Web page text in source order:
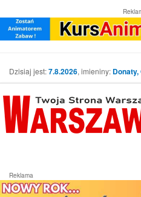
Dzisiaj jest:7.8.2026, imieniny:
Reklama